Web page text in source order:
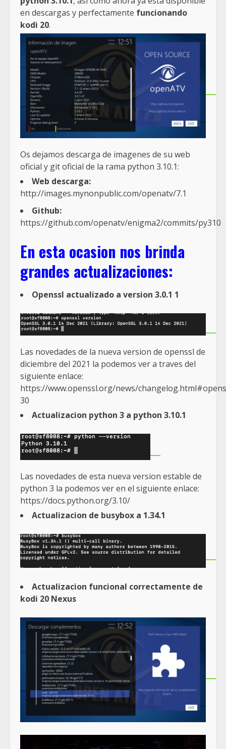
en descargas y perfectamente funcionando
kodi 20.
Os dejamos descarga de imagenes de su web
oficial y git oficial de la rama python 3.10.1:
Web descarga:
http://images.mynonpublic.com/openatv/7.1
Github:
https://github.com/openatv/enigma2/commits/py310
En esta ocasion nos brinda
grandes actualizaciones:
Openssl actualizado a version 3.0.1 1
Las novedades de la nueva version de openssl de
diciembre del 2021 la podemos ver a traves del
siguiente enlace:
https://www.openssl.org/news/
30
Actualizacion python 3 a python 3.10.1
Las novedades de esta nueva version estable de
python 3 la podemos ver en el siguiente enlace:
https://docs.python.org/3.10/
Actualizacion de busybox a 1.34.1
Actualizacion funcional correctamente de
kodi 20 Nexus